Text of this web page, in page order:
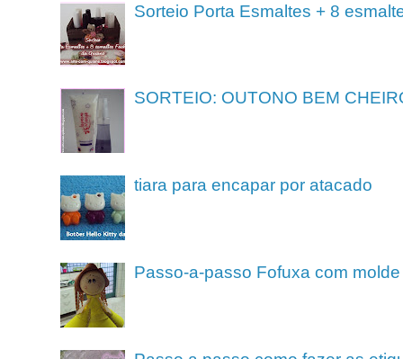
Sorteio Porta Esmaltes + 8
SORTEIO: OUTONO BEM
tiara para encapar por atacado
Passo-a-passo Fofuxa com molde